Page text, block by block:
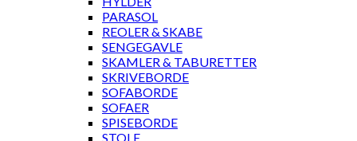
PARASOL
REOLER & SKABE
SENGEGAVLE
SKAMLER & TABURETTER
SKRIVEBORDE
SOFABORDE
SOFAER
SPISEBORDE
STOLE